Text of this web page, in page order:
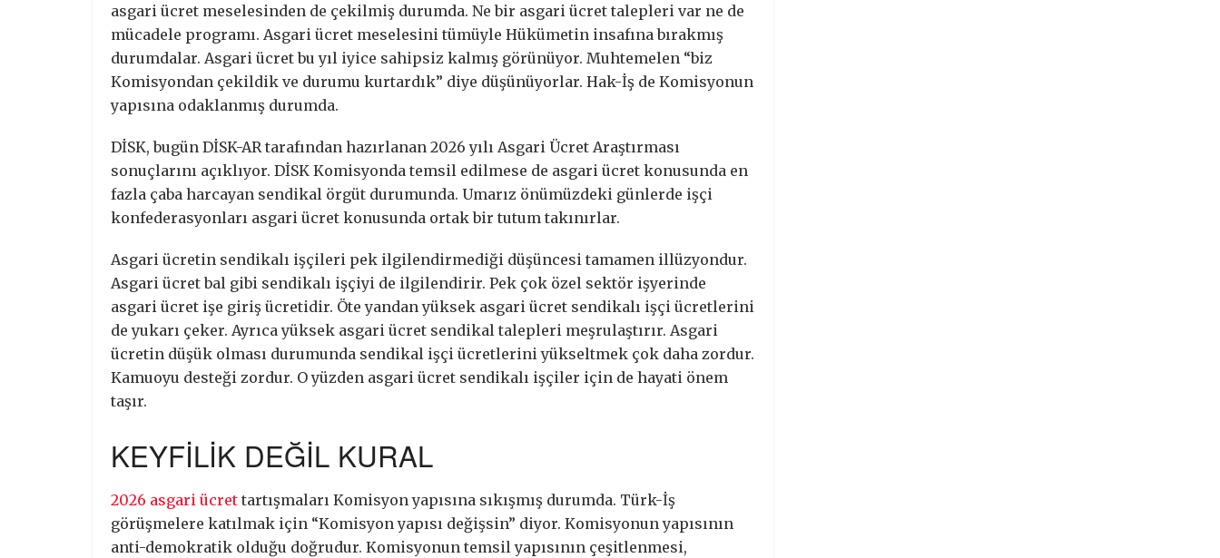
asgari ücret meselesinden de çekilmiş durumda. Ne bir asgari ücret talepleri var ne de
mücadele programı. Asgari ücret meselesini tümüyle Hükümetin insafına bırakmış
durumdalar. Asgari ücret bu yıl iyice sahipsiz kalmış görünüyor. Muhtemelen “biz
Komisyondan çekildik ve durumu kurtardık” diye düşünüyorlar. Hak-İş de Komisyonun
yapısına odaklanmış durumda.
DİSK, bugün DİSK-AR tarafından hazırlanan 2026 yılı Asgari Ücret Araştırması
sonuçlarını açıklıyor. DİSK Komisyonda temsil edilmese de asgari ücret konusunda en
fazla çaba harcayan sendikal örgüt durumunda. Umarız önümüzdeki günlerde işçi
konfederasyonları asgari ücret konusunda ortak bir tutum takınırlar.
Asgari ücretin sendikalı işçileri pek ilgilendirmediği düşüncesi tamamen illüzyondur.
Asgari ücret bal gibi sendikalı işçiyi de ilgilendirir. Pek çok özel sektör işyerinde
asgari ücret işe giriş ücretidir. Öte yandan yüksek asgari ücret sendikalı işçi ücretlerini
de yukarı çeker. Ayrıca yüksek asgari ücret sendikal talepleri meşrulaştırır. Asgari
ücretin düşük olması durumunda sendikal işçi ücretlerini yükseltmek çok daha zordur.
Kamuoyu desteği zordur. O yüzden asgari ücret sendikalı işçiler için de hayati önem
taşır.
KEYFİLİK DEĞİL KURAL
2026 asgari ücret tartışmaları Komisyon yapısına sıkışmış durumda. Türk-İş
görüşmelere katılmak için “Komisyon yapısı değişsin” diyor. Komisyonun yapısının
anti-demokratik olduğu doğrudur. Komisyonun temsil yapısının çeşitlenmesi,